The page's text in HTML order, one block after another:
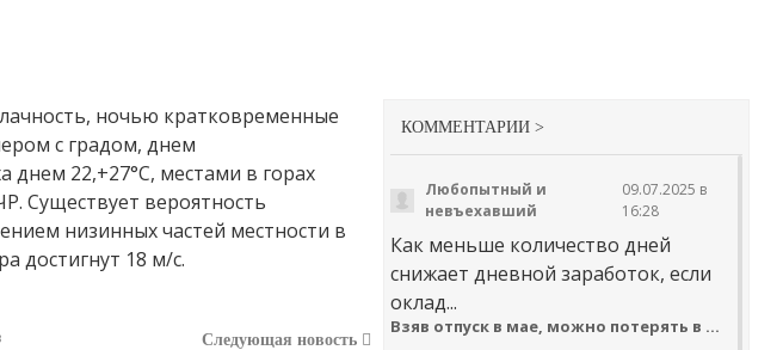
ночью кратковременные
с градом, днем
днем 22,+27°С, местами в горах
Существует вероятность
низинных частей местности в
достигнут 18 м/с.
Следующая новость
КОММЕНТАРИИ >
Любопытный и
невъехавший
09.07.2025 в
16:28
Как меньше количество дней
снижает дневной заработок, если
оклад...
Взяв отпуск в мае, можно потерять в деньгах